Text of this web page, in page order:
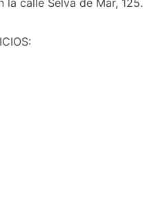
la calle Selva de Mar, 125.